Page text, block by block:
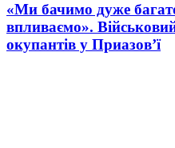
«Ми бачимо дуже
впливаємо».
окупантів у Приазов’ї